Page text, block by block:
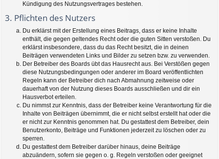
Kündigung des Nutzungsvertrages bestehen.
3. Pflichten des Nutzers
Du erklärst mit der Erstellung eines Beitrags, dass er keine Inhalte
enthält, die gegen geltendes Recht oder die guten Sitten verstoßen. Du
erklärst insbesondere, dass du das Recht besitzt, die in deinen
Beiträgen verwendeten Links und Bilder zu setzen bzw. zu verwenden.
Der Betreiber des Boards übt das Hausrecht aus. Bei Verstößen gegen
diese Nutzungsbedingungen oder anderer im Board veröffentlichten
Regeln kann der Betreiber dich nach Abmahnung zeitweise oder
dauerhaft von der Nutzung dieses Boards ausschließen und dir ein
Hausverbot erteilen.
Du nimmst zur Kenntnis, dass der Betreiber keine Verantwortung für die
Inhalte von Beiträgen übernimmt, die er nicht selbst erstellt hat oder die
er nicht zur Kenntnis genommen hat. Du gestattest dem Betreiber, dein
Benutzerkonto, Beiträge und Funktionen jederzeit zu löschen oder zu
sperren.
Du gestattest dem Betreiber darüber hinaus, deine Beiträge
abzuändern, sofern sie gegen o. g. Regeln verstoßen oder geeignet